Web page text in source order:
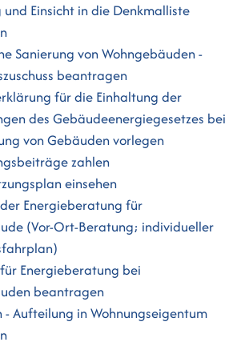
Einsicht in die Denkmalliste
Sanierung von Wohngebäuden -
beantragen
für die Einhaltung der
des Gebäudeenergiegesetzes bei
von Gebäuden vorlegen
zahlen
einsehen
Energieberatung für
(Vor-Ort-Beratung; individueller
Energieberatung bei
beantragen
- Aufteilung in Wohnungseigentum